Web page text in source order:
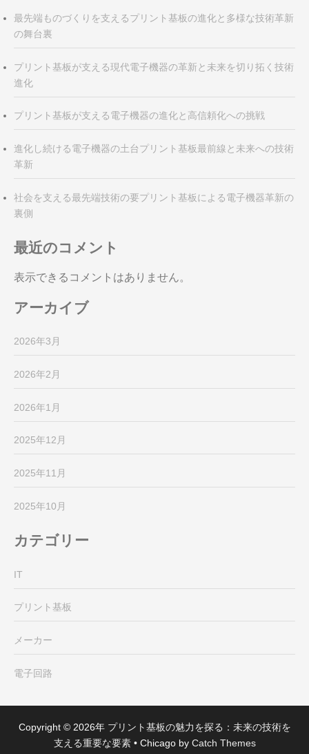
最先端ものづくりを支えるプリント基板の進化と多様な技術革新
の舞台裏
プリント基板が支える現代電子機器の革新と未来を切り拓く技術
進化
プリント基板が支える電子機器の進化と高信頼化への挑戦
進化し続ける電子機器の土台プリント基板最前線と未来への技術
革新
社会を支える最先端技術の要プリント基板による電子機器革新の
裏側
最近のコメント
表示できるコメントはありません。
アーカイブ
2026年3月
2026年2月
2026年1月
2025年12月
2025年11月
2025年10月
カテゴリー
IT
プリント基板
メーカー
電子回路
Copyright © 2026年 プリント基板の魅力を探る：未来の技術を
支える重要な要素• Chicago by Catch Themes